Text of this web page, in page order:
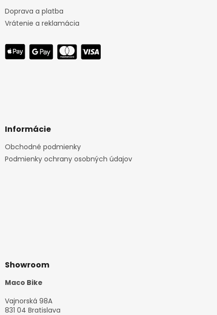
Doprava a platba
Vrátenie a reklamácia
Informácie
Obchodné podmienky
Podmienky ochrany osobných údajov
Showroom
Maco Bike
Vajnorská 98A
831 04 Bratislava